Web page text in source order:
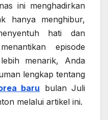
ini menghadirkan
hanya menghibur,
hati dan
episode
menarik, Anda
lengkap tentang
baru bulan Juli
melalui artikel ini.